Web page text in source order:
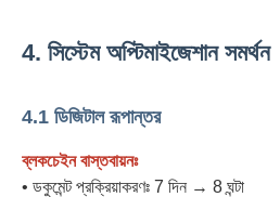
4. সিস্টেম অপ্টিমাইজেশান সমর্থন
4.1 ডিজিটাল রূপান্তর
ব্লকচেইন বাস্তবায়নঃ
• ডকুমেন্ট প্রক্রিয়াকরণঃ 7 দিন → 8 ঘন্টা